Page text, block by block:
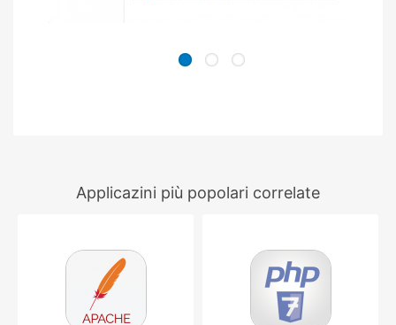
Applicazini più popolari correlate